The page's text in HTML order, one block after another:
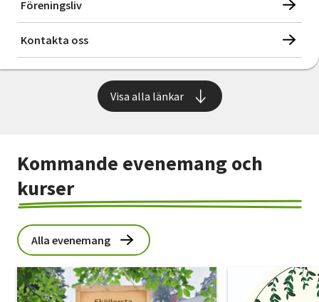
Föreningsliv
Kontakta oss
Visa alla länkar
Kommande evenemang och
kurser
Alla evenemang